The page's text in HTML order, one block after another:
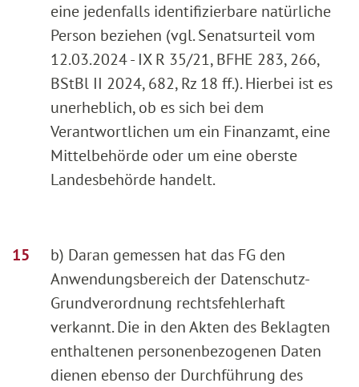
eine jedenfalls identifizierbare natürliche
Person beziehen (vgl. Senatsurteil vom
12.03.2024 - IX R 35/21, BFHE 283, 266,
BStBl II 2024, 682, Rz 18 ff.). Hierbei ist es
unerheblich, ob es sich bei dem
Verantwortlichen um ein Finanzamt, eine
Mittelbehörde oder um eine oberste
Landesbehörde handelt.
b) Daran gemessen hat das FG den
Anwendungsbereich der Datenschutz-
Grundverordnung rechtsfehlerhaft
verkannt. Die in den Akten des Beklagten
enthaltenen personenbezogenen Daten
dienen ebenso der Durchführung des